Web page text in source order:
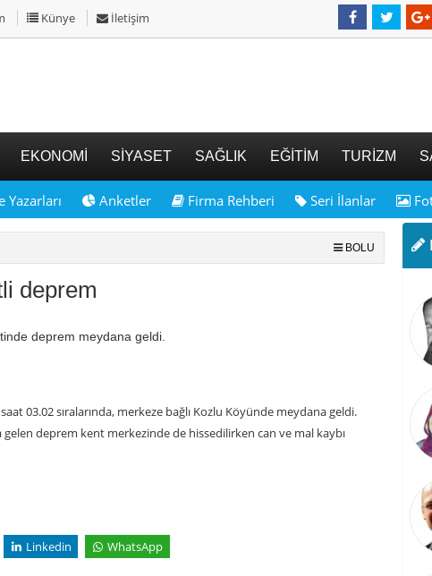
Künye İletişim
EKONOMİ SİYASET SAĞLIK EĞİTİM TURİZM
Yazarları Anketler Firma Rehberi Seri İlanlar
BOLU
deprem
deprem meydana geldi.
03.02 sıralarında, merkeze bağlı Kozlu Köyünde meydana geldi.
deprem kent merkezinde de hissedilirken can ve mal kaybı
Linkedin WhatsApp